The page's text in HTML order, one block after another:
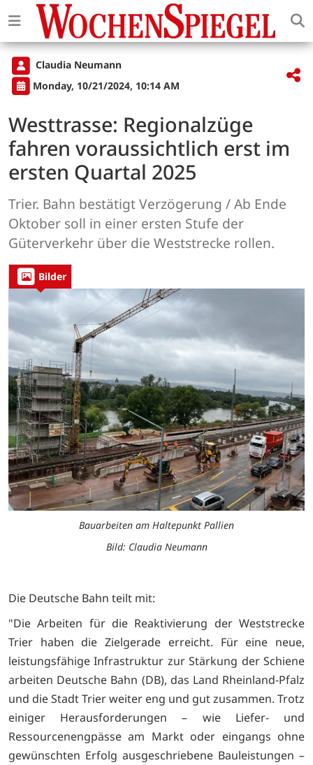
Claudia Neumann
Monday, 10/21/2024, 10:14 AM
Westtrasse: Regionalzüge
fahren voraussichtlich erst im
ersten Quartal 2025
Trier. Bahn bestätigt Verzögerung / Ab Ende
Oktober soll in einer ersten Stufe der
Güterverkehr über die Weststrecke rollen.
Bilder
Bauarbeiten am Haltepunkt Pallien
Bild: Claudia Neumann
Die Deutsche Bahn teilt mit:
"Die Arbeiten für die Reaktivierung der Weststrecke
Trier haben die Zielgerade erreicht. Für eine neue,
leistungsfähige Infrastruktur zur Stärkung der Schiene
arbeiten Deutsche Bahn (DB), das Land Rheinland-Pfalz
und die Stadt Trier weiter eng und gut zusammen. Trotz
einiger Herausforderungen – wie Liefer- und
Ressourcenengpässe am Markt oder eingangs ohne
gewünschten Erfolg ausgeschriebene Bauleistungen –